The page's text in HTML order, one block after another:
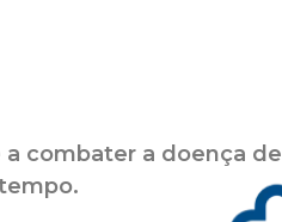
combater a doença de